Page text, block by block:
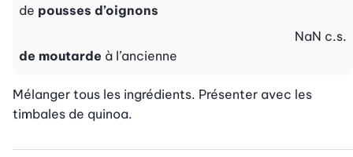
de pousses d’oignons
de moutarde à l’ancienne
NaN c.s.
Mélanger tous les ingrédients. Présenter avec les
timbales de quinoa.